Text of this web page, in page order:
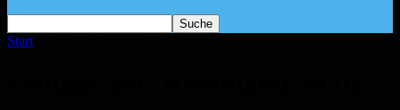
Start